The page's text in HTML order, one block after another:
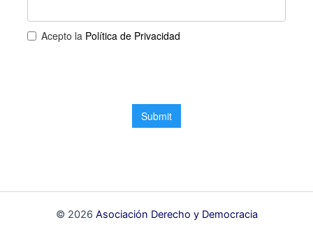
© 2026 Asociación Derecho y Democracia